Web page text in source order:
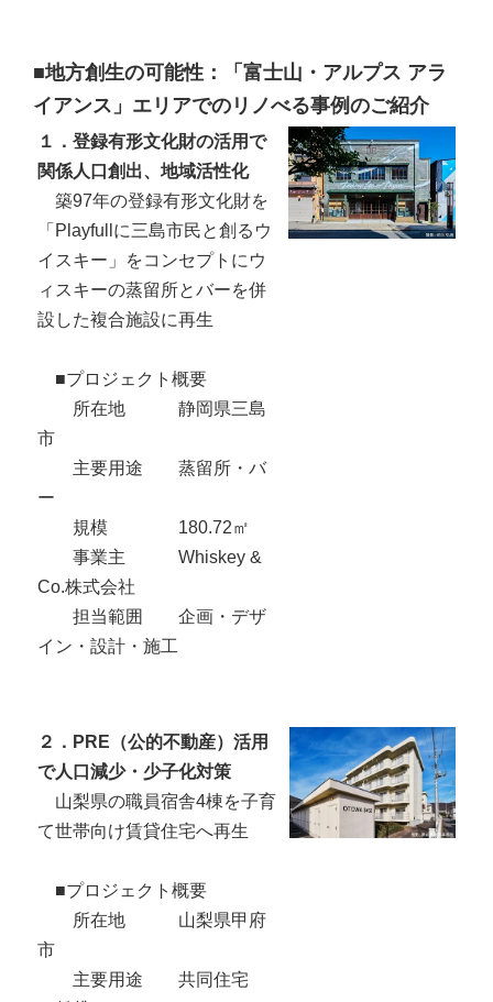
■地方創生の可能性：「富士山・アルプス アラ
イアンス」エリアでのリノべる事例のご紹介
１．登録有形文化財の活用で
関係人口創出、地域活性化
築97年の登録有形文化財を
「Playfullに三島市民と創るウ
イスキー」をコンセプトにウ
ィスキーの蒸留所とバーを併
設した複合施設に再生
■プロジェクト概要
所在地 静岡県三島
市
主要用途 蒸留所・バ
ー
規模 180.72㎡
事業主 Whiskey &
Co.株式会社
担当範囲 企画・デザ
イン・設計・施工
２．PRE（公的不動産）活用
で人口減少・少子化対策
山梨県の職員宿舎4棟を子育
て世帯向け賃貸住宅へ再生
■プロジェクト概要
所在地 山梨県甲府
市
主要用途 共同住宅